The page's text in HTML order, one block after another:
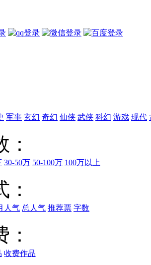
军事 玄幻 奇幻 仙侠 武侠 科幻 游戏 现代
30-50万 50-100万 100万以上
人气 总人气 推荐票 字数
收费作品